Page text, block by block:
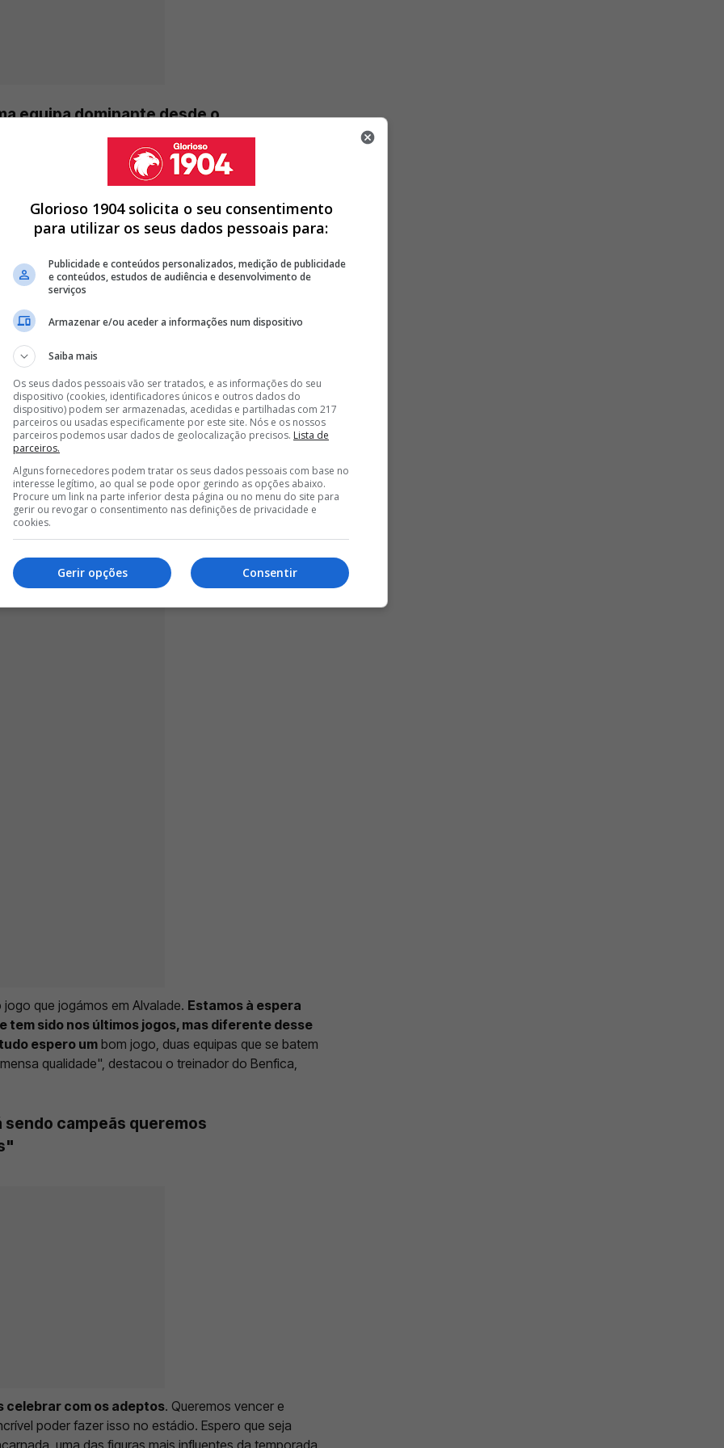
equipa dominante desde o
BENFICA RUMA A NOVO CLUBE E DESPEDE-SE DA LUZ AOS 29
GLORIOSO 1904 E RENOVA COM ANNA GASPER ATÉ...
RUI COSTA RENOVA COM MÉDIO DO BENFICA
< >
início
e dominámos o jogo. Os resultados assim o
da equipa era uma confiança muito grande nos
novas ideias e as jogadoras também
destacou Ivan Baptista, na conferência de
que jogámos em Alvalade. Estamos à espera
tem sido nos últimos jogos, mas diferente desse
espero um bom jogo, duas equipas que se batem
qualidade", destacou o treinador do Benfica,
sendo campeãs queremos
celebrar com os adeptos. Queremos vencer e
poder fazer isso no estádio. Espero que seja
uma das figuras mais influentes da temporada
Glorioso 1904 solicita o seu consentimento
para utilizar os seus dados pessoais para:
Publicidade e conteúdos personalizados, medição de publicidade
e conteúdos, estudos de audiência e desenvolvimento de
serviços
Armazenar e/ou aceder a informações num dispositivo
Saiba mais
Os seus dados pessoais vão ser tratados, e as informações do seu
dispositivo (cookies, identificadores únicos e outros dados do
dispositivo) podem ser armazenadas, acedidas e partilhadas com 217
parceiros ou usadas especificamente por este site. Nós e os nossos
parceiros podemos usar dados de geolocalização precisos. Lista de
parceiros.
Alguns fornecedores podem tratar os seus dados pessoais com base no
interesse legítimo, ao qual se pode opor gerindo as opções abaixo.
Procure um link na parte inferior desta página ou no menu do site para
gerir ou revogar o consentimento nas definições de privacidade e
cookies.
Consentir
Gerir opções